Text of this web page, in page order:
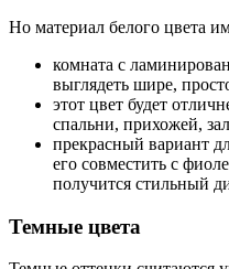
Но материал белого цвета
комната с
выглядеть шире,
этот цвет будет
спальни, прихожей,
прекрасный вариант
его совместить с
получится стильный
Темные цвета